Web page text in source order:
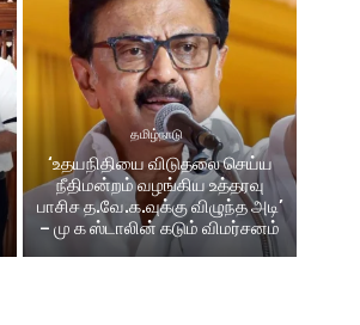
தமிழ்நாடு
‘உதயநிதியை விடுதலை செய்ய
நீதிமன்றம் வழங்கிய உத்தரவு
பாசிச த.வே.க.வுக்கு விழுந்த அடி’
– மு க ஸ்டாலின் கடும் விமர்சனம்